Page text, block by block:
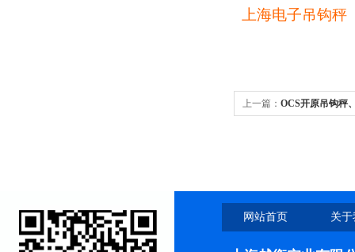
上海电子吊钩秤
上一篇： OCS开原吊钩秤
网站首页 关